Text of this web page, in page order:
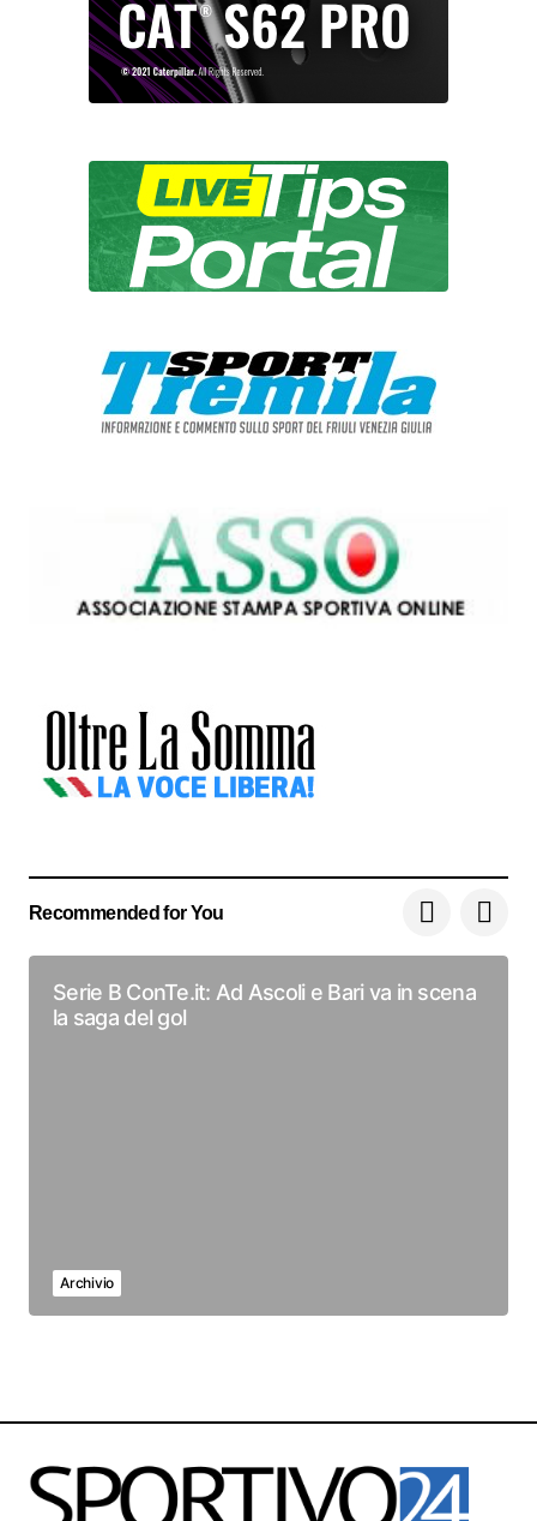
Recommended for You
Serie B ConTe.it: Ad Ascoli e Bari va in scena
la saga del gol
Archivio